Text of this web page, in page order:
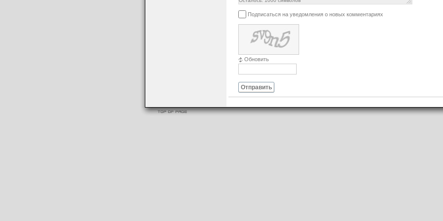
Подписаться на уведомления о новых комментариях
Обновить
Отправить